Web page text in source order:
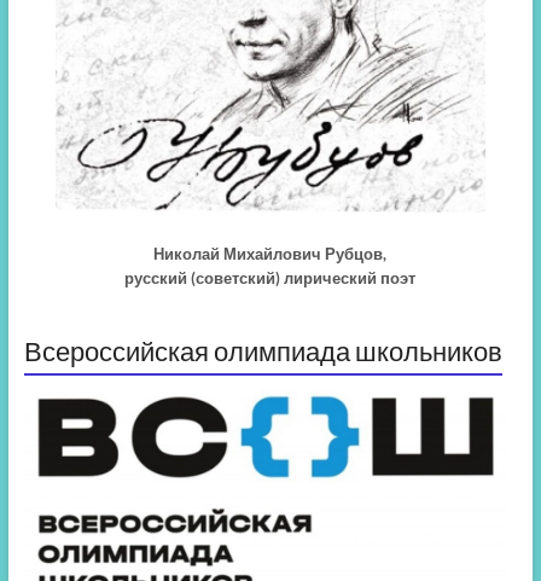
Николай Михайлович Рубцов,
русский (советский) лирический поэт
Всероссийская олимпиада школьников